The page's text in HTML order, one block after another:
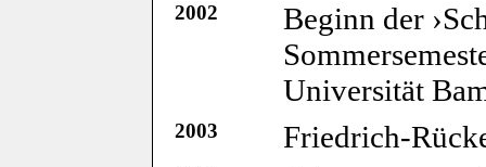
2002
Beginn der
Universität
2003 Friedrich-